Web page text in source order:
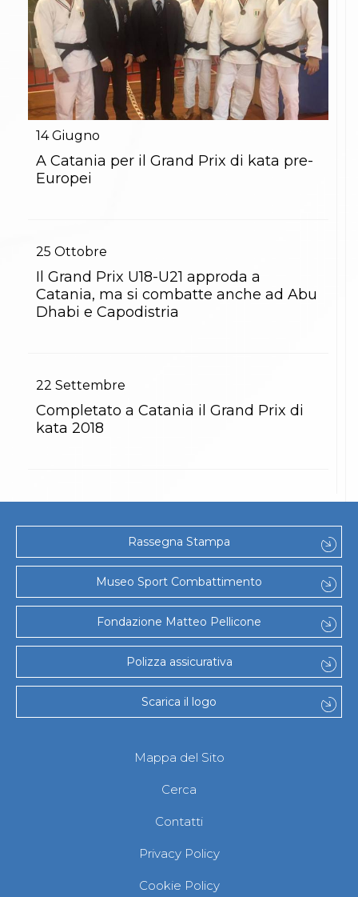
14 Giugno
A Catania per il Grand Prix di kata pre-
Europei
25 Ottobre
Il Grand Prix U18-U21 approda a
Catania, ma si combatte anche ad Abu
Dhabi e Capodistria
22 Settembre
Completato a Catania il Grand Prix di
kata 2018
Rassegna Stampa
Museo Sport Combattimento
Fondazione Matteo Pellicone
Polizza assicurativa
Scarica il logo
Mappa del Sito
Cerca
Contatti
Privacy Policy
Cookie Policy